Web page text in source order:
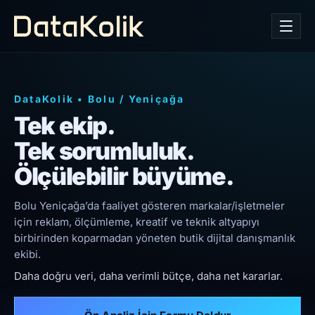
DataKolik • Bolu / Yeniçağa
Tek ekip.
Tek sorumluluk.
Ölçülebilir büyüme.
Bolu Yeniçağa’da faaliyet gösteren markalar/işletmeler
için reklam, ölçümleme, kreatif ve teknik altyapıyı
birbirinden koparmadan yöneten butik dijital danışmanlık
ekibi.
Daha doğru veri, daha verimli bütçe, daha net kararlar.